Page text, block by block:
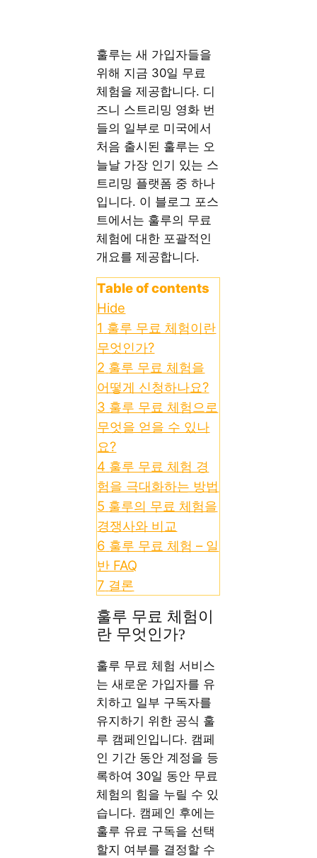
훌루는 새 가입자들을
위해 지금 30일 무료
체험을 제공합니다. 디
즈니 스트리밍 영화 번
들의 일부로 미국에서
처음 출시된 훌루는 오
늘날 가장 인기 있는 스
트리밍 플랫폼 중 하나
입니다. 이 블로그 포스
트에서는 훌루의 무료
체험에 대한 포괄적인
개요를 제공합니다.
Table of contents
Hide
1 훌루 무료 체험이란
무엇인가?
2 훌루 무료 체험을
어떻게 신청하나요?
3 훌루 무료 체험으로
무엇을 얻을 수 있나
요?
4 훌루 무료 체험 경
험을 극대화하는 방법
5 훌루의 무료 체험을
경쟁사와 비교
6 훌루 무료 체험 – 일
반 FAQ
7 결론
훌루 무료 체험이
란 무엇인가?
훌루 무료 체험 서비스
는 새로운 가입자를 유
치하고 일부 구독자를
유지하기 위한 공식 훌
루 캠페인입니다. 캠페
인 기간 동안 계정을 등
록하여 30일 동안 무료
체험의 힘을 누릴 수 있
습니다. 캠페인 후에는
훌루 유료 구독을 선택
할지 여부를 결정할 수